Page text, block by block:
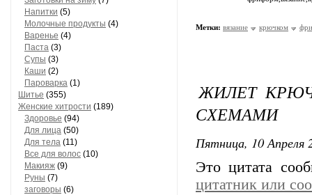
Напитки (5)
Молочные продукты (4)
Варенье (4)
Паста (3)
Супы (3)
Каши (2)
Пароварка (1)
Шитье (355)
Женские хитрости (189)
Здоровье (94)
Для лица (50)
Для тела (11)
Все для волос (10)
Макияж (9)
Руны (7)
заговоры (6)
Метки: вязание крючком
ЖИЛЕТ
СХЕМАМИ
Пятница, 10 Апреля
Это цитата
цитатник или